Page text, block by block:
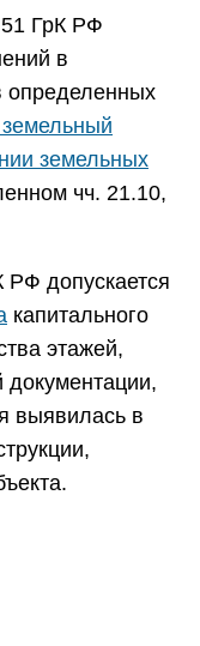
ГрК РФ
в
определенных
земельных
чч. 21.10,
РФ допускается
капитального
этажей,
выявилась в